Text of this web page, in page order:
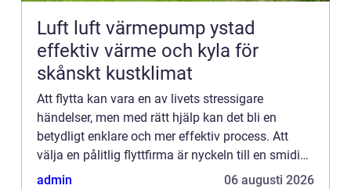
Luft luft värmepump ystad
effektiv värme och kyla för
skånskt kustklimat
Att flytta kan vara en av livets stressigare
händelser, men med rätt hjälp kan det bli en
betydligt enklare och mer effektiv process. Att
välja en pålitlig flyttfirma är nyckeln till en smidig
övergång till d...
admin 06 augusti 2026